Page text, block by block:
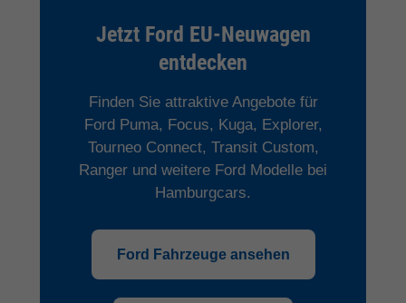
Jetzt Ford EU-Neuwagen
entdecken
Finden Sie attraktive Angebote für
Ford Puma, Focus, Kuga, Explorer,
Tourneo Connect, Transit Custom,
Ranger und weitere Ford Modelle bei
Hamburgcars.
Ford Fahrzeuge ansehen